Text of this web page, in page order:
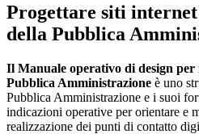
Progettare siti
della Pubblica
Il Manuale operativo di design
Pubblica Amministrazione è uno
Pubblica Amministrazione e i suoi
indicazioni operative per orientare e
realizzazione dei punti di contatto